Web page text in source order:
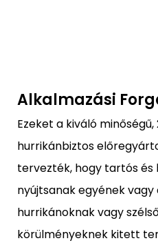
Alkalmazási
Ezeket a kiváló minőségű,
hurrikánbiztos
tervezték, hogy tartós
nyújtsanak egyének
hurrikánoknak vagy
körülményeknek kitett